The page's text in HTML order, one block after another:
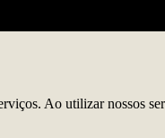
Ao utilizar nossos